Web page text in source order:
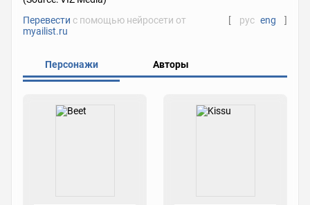
Перевести с помощью нейросети от
myailist.ru
[ рус eng ]
Персонажи Авторы